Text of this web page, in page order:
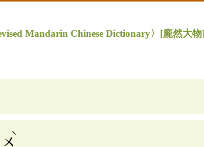
Mandarin Chinese Dictionary〉 [龐然大
ㄨ
ˋ